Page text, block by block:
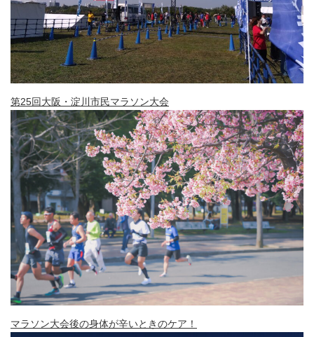
第25回大阪・淀川市民マラソン大会
マラソン大会後の身体が辛いときのケア！